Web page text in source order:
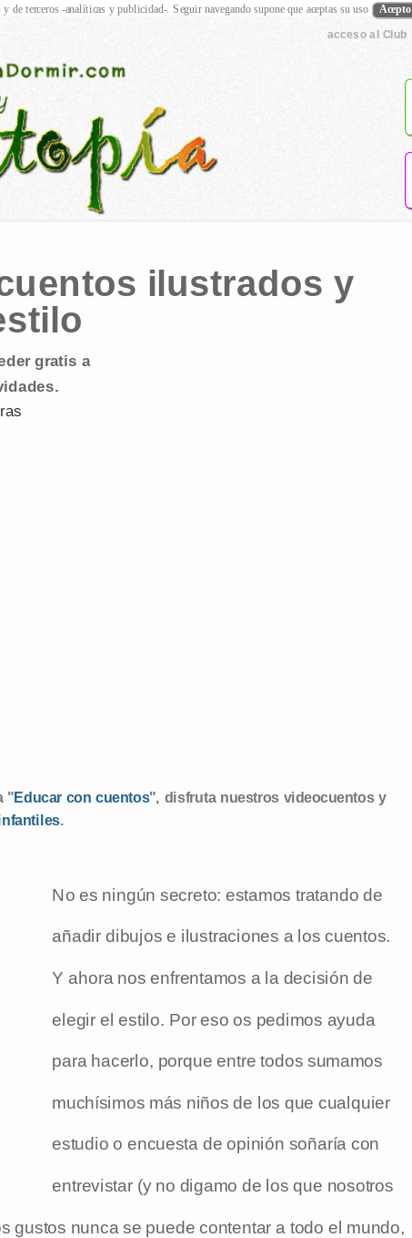
acceso al Club
ilustrados y
gratis a
"Educar con cuentos", disfruta nuestros videocuentos y
.
No es ningún secreto: estamos tratando de
añadir dibujos e ilustraciones a los cuentos.
Y ahora nos enfrentamos a la decisión de
elegir el estilo. Por eso os pedimos ayuda
para hacerlo, porque entre todos sumamos
muchísimos más niños de los que cualquier
estudio o encuesta de opinión soñaría con
entrevistar (y no digamo de los que nosotros
gustos nunca se puede contentar a todo el mundo,
de terceros -analíticas y publicidad-. Seguir navegando supone que aceptas su uso Acepto